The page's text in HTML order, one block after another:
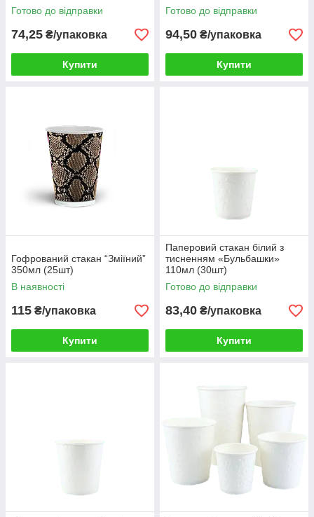
Готово до відправки
74,25 ₴/упаковка
Купити
Готово до відправки
94,50 ₴/упаковка
Купити
Гофрований стакан “Зміїний”
350мл (25шт)
В наявності
115 ₴/упаковка
Купити
Паперовий стакан білий з
тисненням «Бульбашки»
110мл (30шт)
Готово до відправки
83,40 ₴/упаковка
Купити